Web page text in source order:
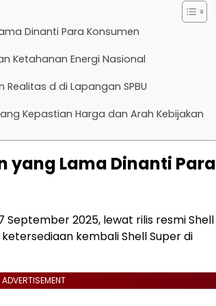
Dinanti Para Konsumen
Ketahanan Energi Nasional
d di Lapangan SPBU
Kepastian Harga dan Arah Kebijakan
yang Lama Dinanti Para
September 2025, lewat rilis resmi Shell
kembali Shell Super di
ADVERTISEMENT